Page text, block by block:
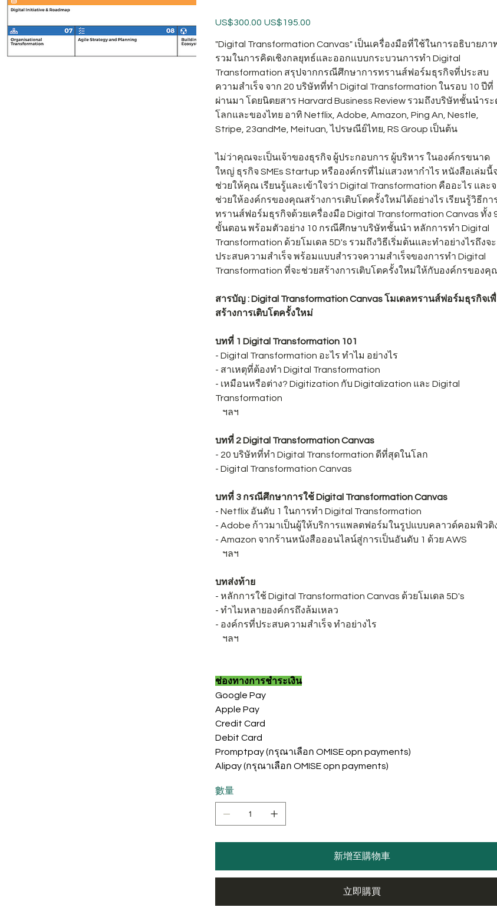
原
始
格
US$300.00 促
銷
格
US$195.00
"Digital Transformation Canvas" เป็นเครื่องมือที่ใช้ในการอธิบายภา
รวมในการคิดเชิงกลยุทธ์และออกแบบกระบวนการทำ Digital
Transformation สรุปจากกรณีศึกษาการทรานส์ฟอร์มธุรกิจที่ประสบ
ความสำเร็จ จาก 20 บริษัทที่ทำ Digital Transformation ในรอบ 10 ปีที่
ผ่านมา โดยนิตยสาร Harvard Business Review รวมถึงบริษัทชั้นนำระ
โลกและของไทย อาทิ Netflix, Adobe, Amazon, Ping An, Nestle,
Stripe, 23andMe, Meituan, ไปรษณีย์ไทย, RS Group เป็นต้น
ไม่ว่าคุณจะเป็นเจ้าของธุรกิจ ผู้ประกอบการ ผู้บริหาร ในองค์กรขนาด
ใหญ่ ธุรกิจ SMEs Startup หรือองค์กรที่ไม่แสวงหากำไร หนังสือเล่มนี้
ช่วยให้คุณ เรียนรู้และเข้าใจว่า Digital Transformation คืออะไร และ
ช่วยให้องค์กรของคุณสร้างการเติบโตครั้งใหม่ได้อย่างไร เรียนรู้วิธีกา
ทรานส์ฟอร์มธุรกิจด้วยเครื่องมือ Digital Transformation Canvas ทั้ง
ขั้นตอน พร้อมตัวอย่าง 10 กรณีศึกษาบริษัทชั้นนำ หลักการทำ Digital
Transformation ด้วยโมเดล 5D's รวมถึงวิธีเริ่มต้นและทำอย่างไรถึงจะ
ประสบความสำเร็จ พร้อมแบบสำรวจความสำเร็จของการทำ Digital
Transformation ที่จะช่วยสร้างการเติบโตครั้งใหม่ให้กับองค์กรของคุ
สารบัญ : Digital Transformation Canvas โมเดลทรานส์ฟอร์มธุรกิจเ
สร้างการเติบโตครั้งใหม่
บทที่ 1 Digital Transformation 101
- Digital Transformation อะไร ทำไม อย่างไร
- สาเหตุที่ต้องทำ Digital Transformation
- เหมือนหรือต่าง? Digitization กับ Digitalization และ Digital
Transformation
ฯลฯ
บทที่ 2 Digital Transformation Canvas
- 20 บริษัทที่ทำ Digital Transformation ดีที่สุดในโลก
- Digital Transformation Canvas
บทที่ 3 กรณีศึกษาการใช้ Digital Transformation Canvas
- Netflix อันดับ 1 ในการทำ Digital Transformation
- Adobe ก้าวมาเป็นผู้ให้บริการแพลตฟอร์มในรูปแบบคลาวด์คอมพิวติ
- Amazon จากร้านหนังสือออนไลน์สู่การเป็นอันดับ 1 ด้วย AWS
ฯลฯ
บทส่งท้าย
- หลักการใช้ Digital Transformation Canvas ด้วยโมเดล 5D's
- ทำไมหลายองค์กรถึงล้มเหลว
- องค์กรที่ประสบความสำเร็จ ทำอย่างไร
ฯลฯ
ช่องทางการชำระเงิน
Google Pay
Apple Pay
Credit Card
Debit Card
Promptpay (กรุณาเลือก OMISE opn payments)
Alipay (กรุณาเลือก OMISE opn payments)
數量
新增至購物車
立即購買